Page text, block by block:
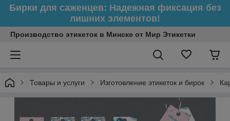
Бирки для саженцев: Надежная фиксация без
лишних элементов!
Производство этикеток в Минске от Мир Этикетки
Товары и услуги Изготовление этикеток и бирок